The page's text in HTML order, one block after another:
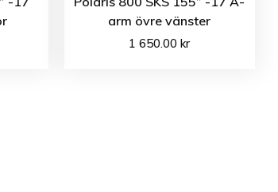
arm övre vänster
1 650.00kr